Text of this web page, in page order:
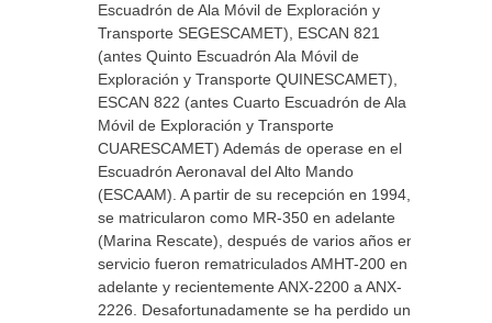
Escuadrón de Ala Móvil de Exploración y
Transporte SEGESCAMET), ESCAN 821
(antes Quinto Escuadrón Ala Móvil de
Exploración y Transporte QUINESCAMET),
ESCAN 822 (antes Cuarto Escuadrón de Ala
Móvil de Exploración y Transporte
CUARESCAMET) Además de operase en el
Escuadrón Aeronaval del Alto Mando
(ESCAAM). A partir de su recepción en 1994,
se matricularon como MR-350 en adelante
(Marina Rescate), después de varios años en
servicio fueron rematriculados AMHT-200 en
adelante y recientemente ANX-2200 a ANX-
2226. Desafortunadamente se ha perdido una